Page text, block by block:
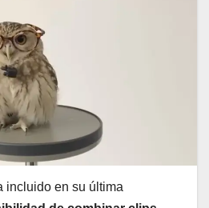
incluido en su última